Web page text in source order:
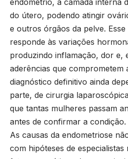
do útero, podendo atingir
e outros órgãos da pelve.
responde às variações
produzindo inflamação, dor e,
aderências que comprometem
diagnóstico definitivo ainda
parte, de cirurgia
que tantas mulheres passam
antes de confirmar a condição.
As causas da endometriose
com hipóteses de